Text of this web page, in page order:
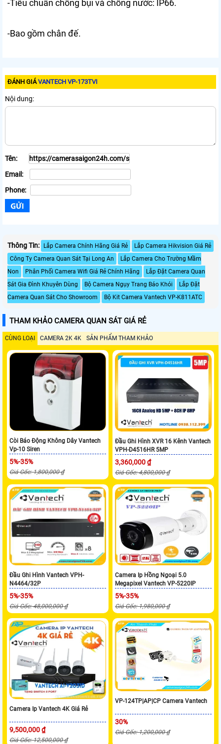
-Tiêu chuẩn chống bụi và chống nước: IP66.
-Bao gồm chân đế.
ĐÁNH GIÁVANTECH VP-173TVI
Nội dung:
Tên:
Email:
Phone:
Thông Tin: Lắp Camera Chính Hãng Giá Rẻ
Lắp Camera Hikvision Giá Rẻ
Công Ty Camera Quan Sát Tại Long An
Lắp Camera Cho Trường Mầm
Non
Phân Phối Camera Wifi Giá Rẻ Chính Hãng
Lắp Đặt Camera Quan
Sát Gia Đình Khuyên Dùng
Bộ Camera Ngụy Trang Báo Khói
Lắp Đặt
Camera Quan Sát Cho Showroom
Bộ Kit Camera Vantech VP-K811ATC
THAM KHẢO CAMERA QUAN SÁT GIÁ RẺ
CÙNG LOẠI CAMERA 2K 4K SẢN PHẨM THAM KHẢO
Còi Báo Động Không Dây Vantech
Vp-10 Siren
5%-35%
Giá Gốc: 1,800,000 ₫
Đầu Ghi Hình XVR 16 Kênh Vantech
VPH-D4516HR 5MP
3,360,000 ₫
Giá Gốc: 4,800,000 ₫
Đầu Ghi Hình Vantech VPH-
N4464/32P
5%-35%
Giá Gốc: 48,000,000 ₫
Camera Ip Hồng Ngoại 5.0
Megapixel Vantech VP-5220IP
5%-35%
Giá Gốc: 1,980,000 ₫
Camera Ip Vantech 4K Giá Rẻ
9,500,000 ₫
Giá Gốc: 12,500,000 ₫
VP-124TP|AP|CP Camera Vantech
30%
Giá Gốc: 1,200,000 ₫